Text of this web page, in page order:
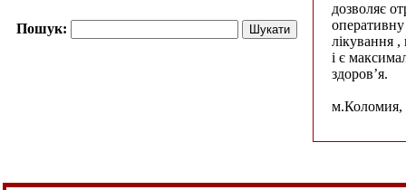
Пошук:
дозволяє
лікування ,
і є
здоров’я.
м.Коломия,